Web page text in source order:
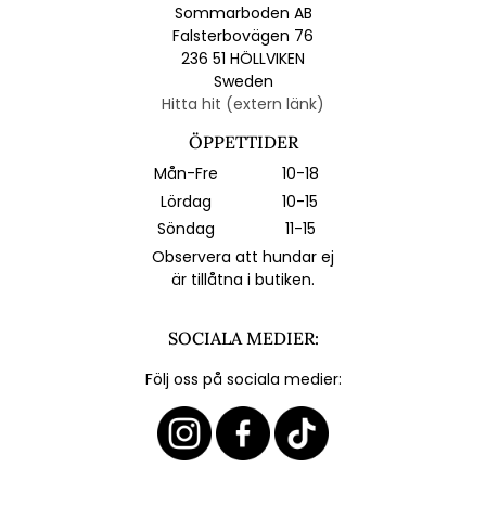
Sommarboden AB
Falsterbovägen 76
236 51 HÖLLVIKEN
Sweden
Hitta hit (extern länk)
ÖPPETTIDER
Mån-Fre
10-18
Lördag
10-15
Söndag
11-15
Observera att hundar ej
är tillåtna i butiken.
SOCIALA MEDIER:
Följ oss på sociala medier: